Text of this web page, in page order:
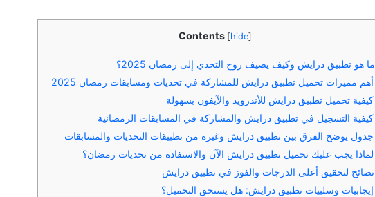
Contents [hide]
ما هو تطبيق درايش وكيف يضيف روح التحدي إلى رمضان 2025؟
أهم مميزات تحميل تطبيق درايش للمشاركة في تحديات ومسابقات رمضان 2025
كيفية تحميل تطبيق درايش للأندرويد والآيفون بسهولة
كيفية التسجيل في تطبيق درايش والمشاركة في المسابقات الرمضانية
جدول يوضح الفرق بين تطبيق درايش وغيره من تطبيقات التحديات والمسابقات
لماذا يجب عليك تحميل تطبيق درايش الآن والاستفادة من تحديات رمضان؟
نصائح لتحقيق أعلى الدرجات والفوز في تطبيق درايش
إيجابيات وسلبيات تطبيق درايش: هل يستحق التحميل؟